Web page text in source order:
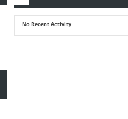
No Recent Activity